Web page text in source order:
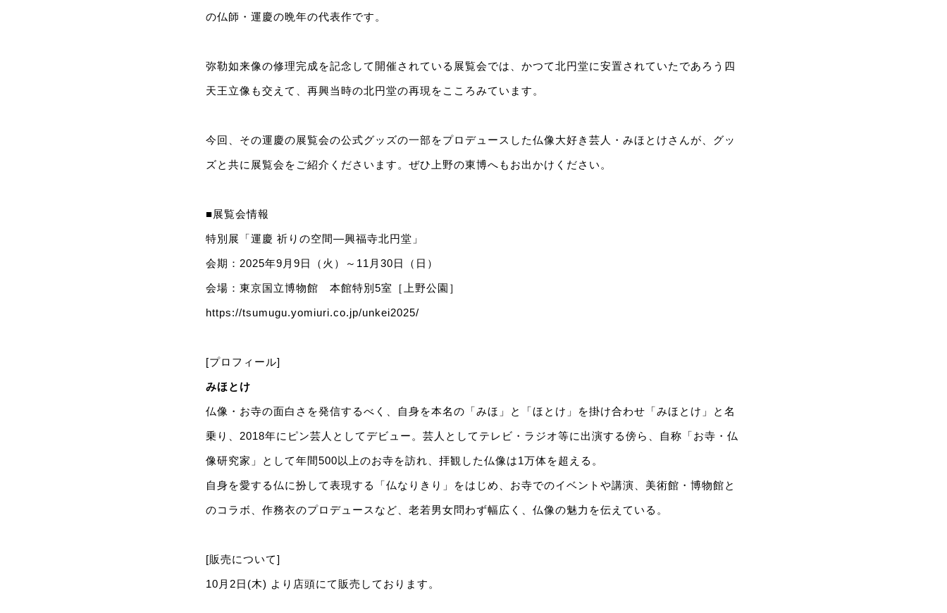
の仏師・運慶の晩年の代表作です。
弥勒如来像の修理完成を記念して開催されている展覧会では、かつて北円堂に安置されていたであろう四
天王立像も交えて、再興当時の北円堂の再現をこころみています。
今回、その運慶の展覧会の公式グッズの一部をプロデュースした仏像大好き芸人・みほとけさんが、グッ
ズと共に展覧会をご紹介くださいます。ぜひ上野の東博へもお出かけください。
■展覧会情報
特別展「運慶 祈りの空間―興福寺北円堂」
会期：2025年9月9日（火）～11月30日（日）
会場：東京国立博物館 本館特別5室［上野公園］
https://tsumugu.yomiuri.co.jp/unkei2025/
[プロフィール]
みほとけ
仏像・お寺の面白さを発信するべく、自身を本名の「みほ」と「ほとけ」を掛け合わせ「みほとけ」と名
乗り、2018年にピン芸人としてデビュー。芸人としてテレビ・ラジオ等に出演する傍ら、自称「お寺・仏
像研究家」として年間500以上のお寺を訪れ、拝観した仏像は1万体を超える。
自身を愛する仏に扮して表現する「仏なりきり」をはじめ、お寺でのイベントや講演、美術館・博物館と
のコラボ、作務衣のプロデュースなど、老若男女問わず幅広く、仏像の魅力を伝えている。
[販売について]
10月2日(木) より店頭にて販売しております。